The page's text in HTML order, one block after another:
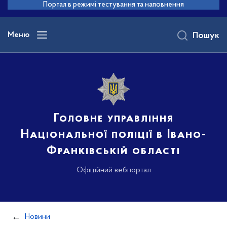
основного
вмісту
Портал в режимі тестування та наповнення
Меню
Головне управління
Національної поліції в Івано-
Франківській області
Офіційний вебпортал
Пошук
Новини